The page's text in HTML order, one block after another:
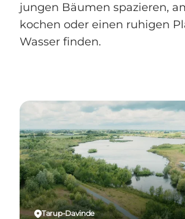
jungen Bäumen spazieren,
kochen oder einen ruhigen
Wasser finden.
Tarup-Davinde